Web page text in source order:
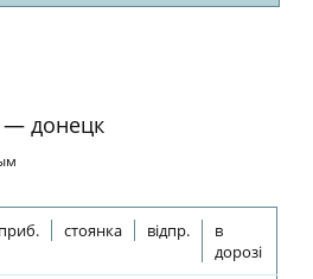
— донецк
приб. стоянка відпр.
в
дорозі